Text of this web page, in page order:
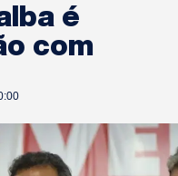
é
com